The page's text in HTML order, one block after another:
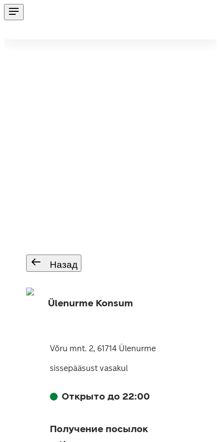
Назад
Ülenurme Konsum
Võru mnt. 2, 61714 Ülenurme
sissepääsust vasakul
Открыто до 22:00
Получение посылок